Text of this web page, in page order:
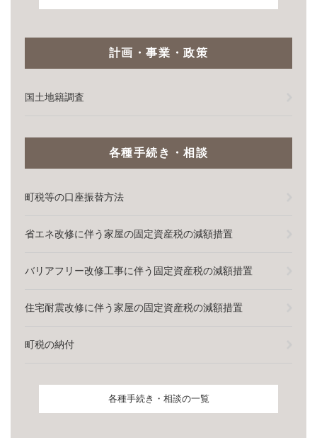
計画・事業・政策
国土地籍調査
各種手続き・相談
町税等の口座振替方法
省エネ改修に伴う家屋の固定資産税の減額措置
バリアフリー改修工事に伴う固定資産税の減額措置
住宅耐震改修に伴う家屋の固定資産税の減額措置
町税の納付
各種手続き・相談の一覧